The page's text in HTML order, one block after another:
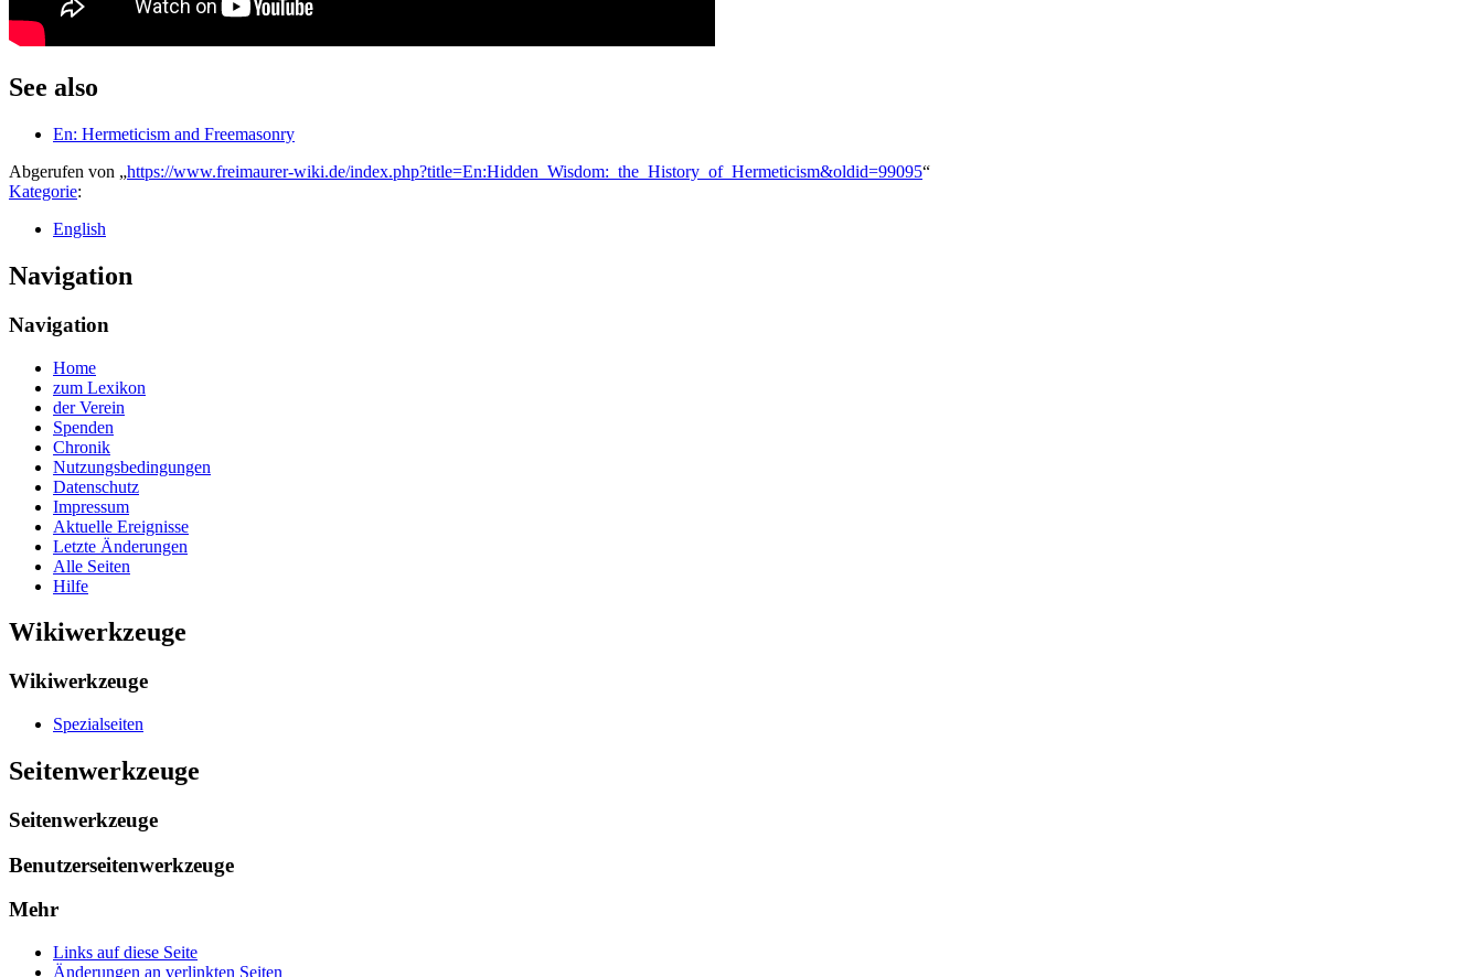
See also
En: Hermeticism and Freemasonry
Abgerufen von „https://www.freimaurer-wiki.de/index.php?title=En:Hidden_Wisdom:_the_History_of_Hermeticism&oldid=99095“
Kategorie:
English
Navigation
Navigation
Home
zum Lexikon
der Verein
Spenden
Chronik
Nutzungsbedingungen
Datenschutz
Impressum
Aktuelle Ereignisse
Letzte Änderungen
Alle Seiten
Hilfe
Wikiwerkzeuge
Wikiwerkzeuge
Spezialseiten
Seitenwerkzeuge
Seitenwerkzeuge
Benutzerseitenwerkzeuge
Mehr
Links auf diese Seite
Änderungen an verlinkten Seiten